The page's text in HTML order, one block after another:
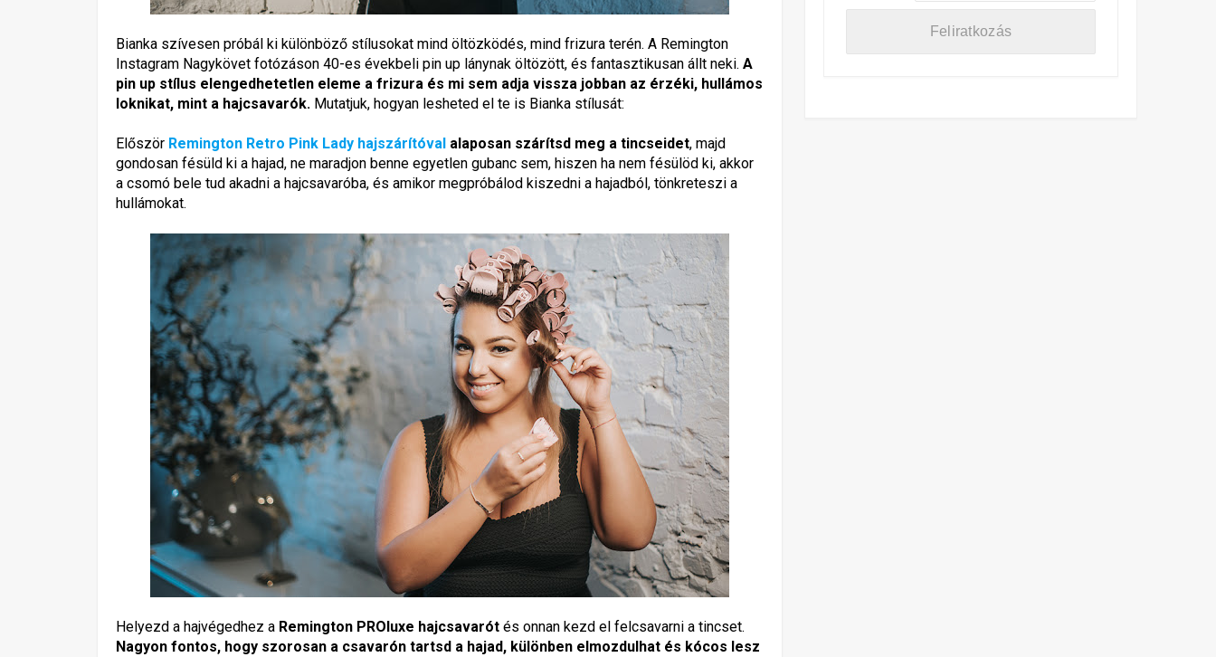
Bianka szívesen próbál ki különböző stílusokat mind öltözködés, mind frizura terén. A Remington
Instagram Nagykövet fotózáson 40-es évekbeli pin up lánynak öltözött, és fantasztikusan állt neki. A
pin up stílus elengedhetetlen eleme a frizura és mi sem adja vissza jobban az érzéki, hullámos
loknikat, mint a hajcsavarók. Mutatjuk, hogyan lesheted el te is Bianka stílusát:
Először Remington Retro Pink Lady hajszárítóval alaposan szárítsd meg a tincseidet, majd
gondosan fésüld ki a hajad, ne maradjon benne egyetlen gubanc sem, hiszen ha nem fésülöd ki, akkor
a csomó bele tud akadni a hajcsavaróba, és amikor megpróbálod kiszedni a hajadból, tönkreteszi a
hullámokat.
Helyezd a hajvégedhez a Remington PROluxe hajcsavarót és onnan kezd el felcsavarni a tincset.
Nagyon fontos, hogy szorosan a csavarón tartsd a hajad, különben elmozdulhat és kócos lesz